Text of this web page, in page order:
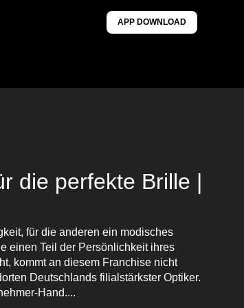
APP DOWNLOAD
die perfekte Brille |
für die anderen ein modisches
einen Teil der Persönlichkeit ihres
kommt an diesem Franchise nicht
Deutschlands filialstärkster Optiker.
Hand....